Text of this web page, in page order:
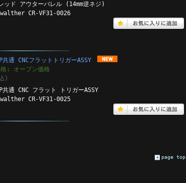
ッド アウターバレル (14mm逆ネジ)
walther CR-VF31-0026
共通 CNCフラットトリガーASSY
格: オープン価格
)
共通 CNC フラット トリガーASSY
walther CR-VF31-0025
page top